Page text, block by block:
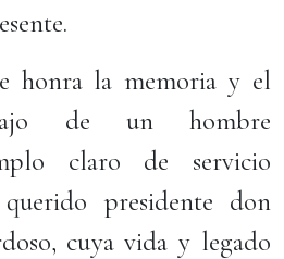
honra la memoria y el
de un hombre
claro de servicio
presidente don
cuya vida y legado